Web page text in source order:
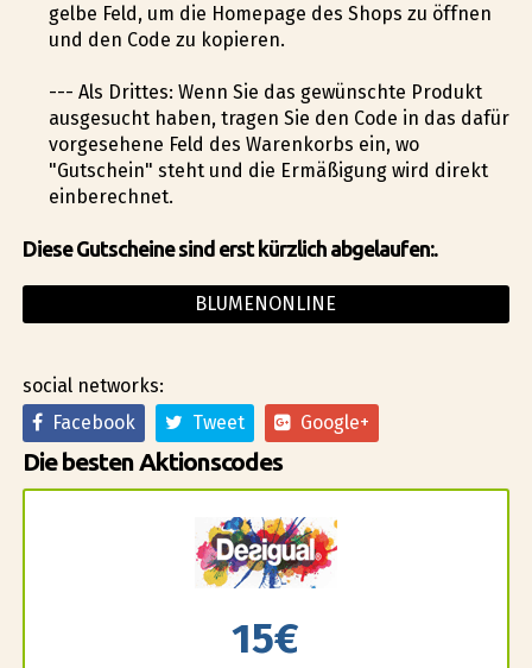
gelbe Feld, um die Homepage des Shops zu öffnen
und den Code zu kopieren.
--- Als Drittes: Wenn Sie das gewünschte Produkt
ausgesucht haben, tragen Sie den Code in das dafür
vorgesehene Feld des Warenkorbs ein, wo
"Gutschein" steht und die Ermäßigung wird direkt
einberechnet.
Diese Gutscheine sind erst kürzlich abgelaufen:.
BLUMENONLINE
social networks:
Facebook
Tweet Google+
Die besten Aktionscodes
15€